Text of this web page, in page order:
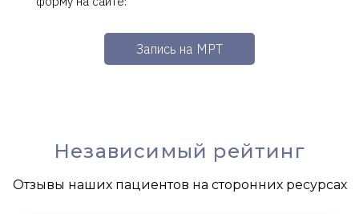
Запись на МРТ
Независимый рейтинг
Отзывы наших пациентов на сторонних ресурсах